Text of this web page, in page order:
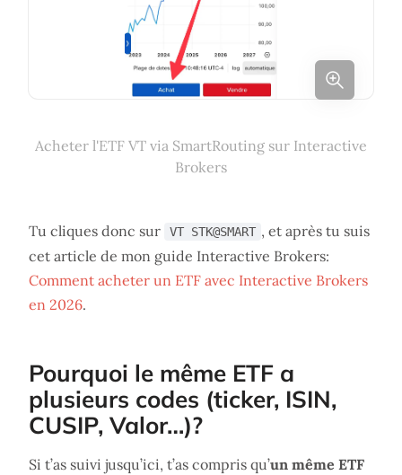
Acheter l'ETF VT via SmartRouting sur Interactive
Brokers
Tu cliques donc sur VT STK@SMART , et après tu suis
cet article de mon guide Interactive Brokers:
Comment acheter un ETF avec Interactive Brokers
en 2026.
Pourquoi le même ETF a
plusieurs codes (ticker, ISIN,
CUSIP, Valor…)?
Si t’as suivi jusqu’ici, t’as compris qu’un même ETF